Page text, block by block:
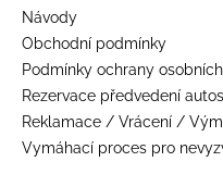
Návody
Obchodní podmínky
Podmínky ochrany
Rezervace předvedení
Reklamace / Vrácení /
Vymáhací proces pro